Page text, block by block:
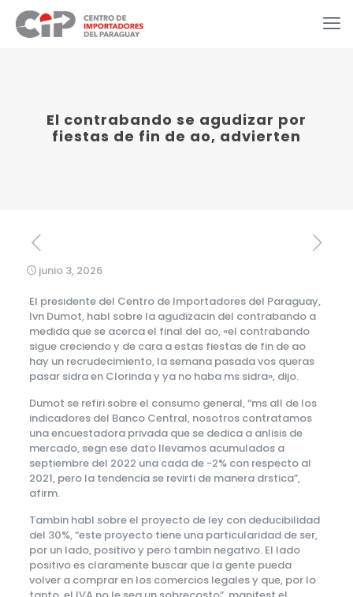
El contrabando se agudizar por
fiestas de fin de ao, advierten
junio 3, 2026
El presidente del Centro de Importadores del Paraguay,
Ivn Dumot, habl sobre la agudizacin del contrabando a
medida que se acerca el final del ao, «el contrabando
sigue creciendo y de cara a estas fiestas de fin de ao
hay un recrudecimiento, la semana pasada vos queras
pasar sidra en Clorinda y ya no haba ms sidra», dijo.
Dumot se refiri sobre el consumo general, “ms all de los
indicadores del Banco Central, nosotros contratamos
una encuestadora privada que se dedica a anlisis de
mercado, segn ese dato llevamos acumulados a
septiembre del 2022 una cada de -2% con respecto al
2021, pero la tendencia se revirti de manera drstica”,
afirm.
Tambin habl sobre el proyecto de ley con deducibilidad
del 30%, “este proyecto tiene una particularidad de ser,
por un lado, positivo y pero tambin negativo. El lado
positivo es claramente buscar que la gente pueda
volver a comprar en los comercios legales y que, por lo